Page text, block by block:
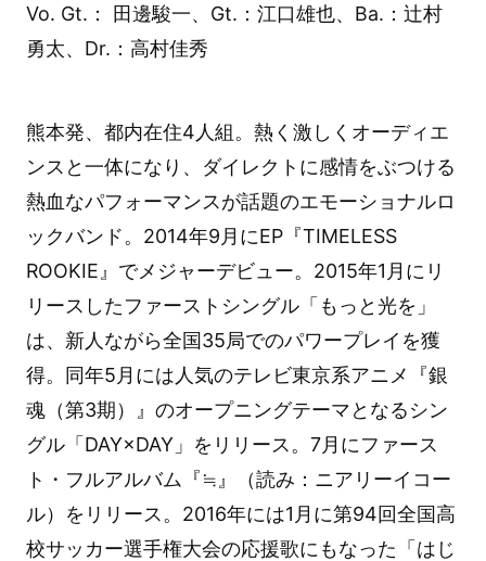
Vo. Gt.： 田邊駿一、Gt.：江口雄也、Ba.：辻村
勇太、Dr.：高村佳秀
熊本発、都内在住4人組。熱く激しくオーディエ
ンスと一体になり、ダイレクトに感情をぶつける
熱血なパフォーマンスが話題のエモーショナルロ
ックバンド。2014年9月にEP『TIMELESS
ROOKIE』でメジャーデビュー。2015年1月にリ
リースしたファーストシングル「もっと光を」
は、新人ながら全国35局でのパワープレイを獲
得。同年5月には人気のテレビ東京系アニメ『銀
魂（第3期）』のオープニングテーマとなるシン
グル「DAY×DAY」をリリース。7月にファース
ト・フルアルバム『≒』（読み：ニアリーイコー
ル）をリリース。2016年には1月に第94回全国高
校サッカー選手権大会の応援歌にもなった「はじ